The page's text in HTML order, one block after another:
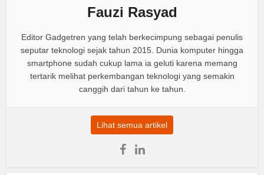
Fauzi Rasyad
Editor Gadgetren yang telah berkecimpung sebagai penulis
seputar teknologi sejak tahun 2015. Dunia komputer hingga
smartphone sudah cukup lama ia geluti karena memang
tertarik melihat perkembangan teknologi yang semakin
canggih dari tahun ke tahun.
Lihat semua artikel